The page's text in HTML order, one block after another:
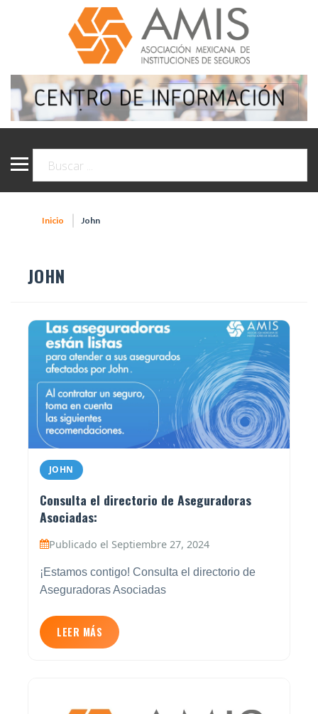
Inicio John
JOHN
JOHN
Consulta el directorio de Aseguradoras
Asociadas:
Publicado el Septiembre 27, 2024
¡Estamos contigo! Consulta el directorio de
Aseguradoras Asociadas
LEER MÁS